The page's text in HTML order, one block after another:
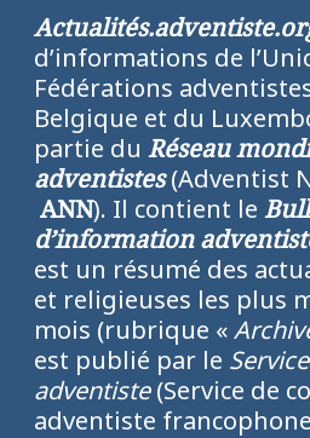
d’informations de
Fédérations
Belgique et du
partie du Réseau
adventistes(Adventist
ANN). Il contient le
d’information
est un résumé des
et religieuses les plus
mois (rubrique «
est publié par le
adventiste(Service de
adventiste